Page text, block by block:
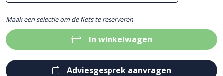
Maak een selectie om de fiets te reserveren
In winkelwagen
Adviesgesprek aanvragen